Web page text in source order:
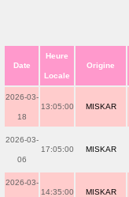
Date
Heure
Locale
Origine
2026-03-
18
13:05:00 MISKAR
2026-03-
06
17:05:00 MISKAR
2026-03-
14:35:00 MISKAR